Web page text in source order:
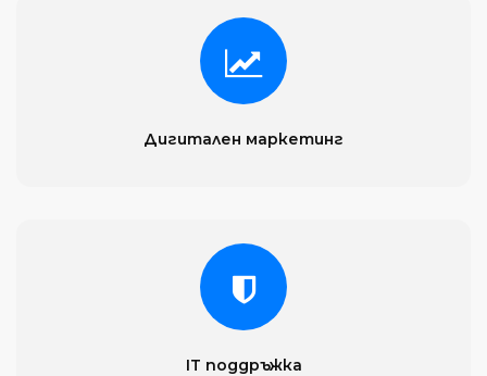
Дигитален маркетинг
IT поддръжка